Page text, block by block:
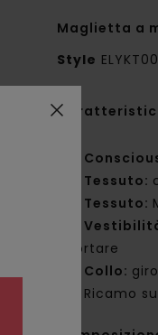
Maglietta a
Style
Tessuto:
Tessuto:
portare
Collo:
Ricamo